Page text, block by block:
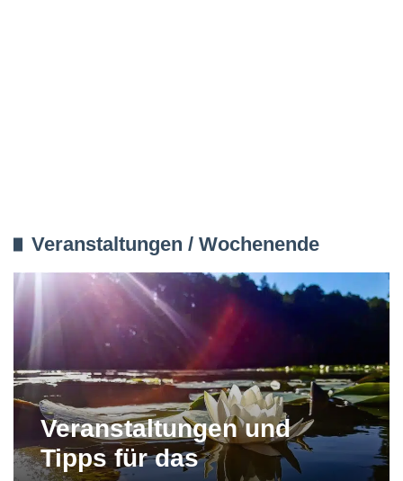
Veranstaltungen / Wochenende
Veranstaltungen und
Tipps für das